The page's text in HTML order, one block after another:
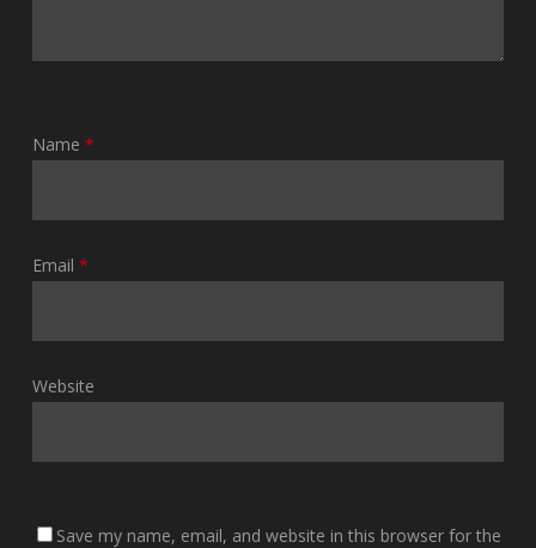
Name *
Email *
Website
Save my name, email, and website in this browser for the